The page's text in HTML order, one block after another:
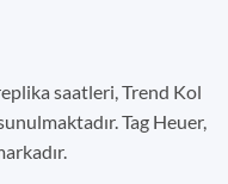
saatleri, Trend Kol
Tag Heuer,